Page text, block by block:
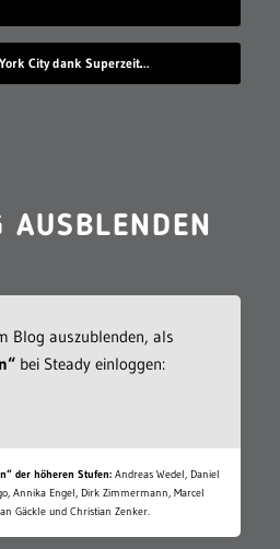
Eingefrorenes New York City dank Superzeitlupe
AUSBLENDEN
Blog auszublenden, als
bei Steady einloggen:
der höheren Stufen: Andreas Wedel, Daniel
Annika Engel, Dirk Zimmermann, Marcel
Gäckle und Christian Zenker.